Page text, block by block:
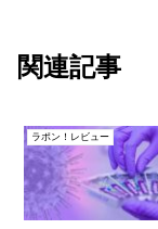
関連記事
ラポン！レビュー